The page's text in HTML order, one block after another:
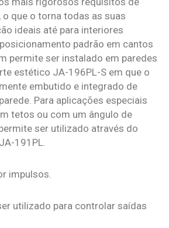
o que o torna todas as suas
ideais até para interiores
padrão em cantos
permite ser instalado em paredes
estético JA-196PL-S em que o
embutido e integrado de
Para aplicações especiais
tetos ou com um ângulo de
ser utilizado através do
191PL.
impulsos.
utilizado para controlar saídas